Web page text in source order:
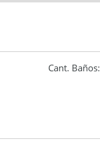
Cant. Baños: